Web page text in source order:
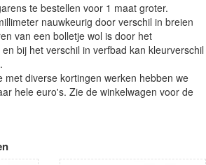
te bestellen voor 1 maat groter.
nauwkeurig door verschil in breien
van een bolletje wol is door het
bij het verschil in verfbad kan kleurverschil
met diverse kortingen werken hebben we
hele euro's. Zie de winkelwagen voor de